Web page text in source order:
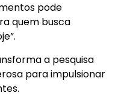
pode
quem busca
a pesquisa
para impulsionar